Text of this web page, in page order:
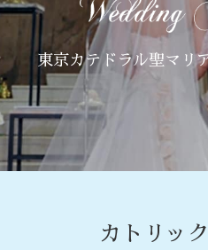
東京カテドラル聖マリ
カトリッ